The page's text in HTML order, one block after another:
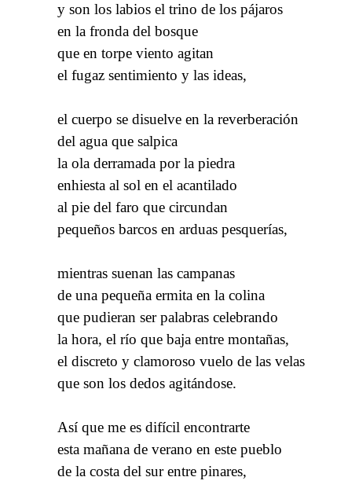
y son los labios el trino de los pájaros
en la fronda del bosque
que en torpe viento agitan
el fugaz sentimiento y las ideas,
el cuerpo se disuelve en la reverberación
del agua que salpica
la ola derramada por la piedra
enhiesta al sol en el acantilado
al pie del faro que circundan
pequeños barcos en arduas pesquerías,
mientras suenan las campanas
de una pequeña ermita en la colina
que pudieran ser palabras celebrando
la hora, el río que baja entre montañas,
el discreto y clamoroso vuelo de las velas
que son los dedos agitándose.
Así que me es difícil encontrarte
esta mañana de verano en este pueblo
de la costa del sur entre pinares,